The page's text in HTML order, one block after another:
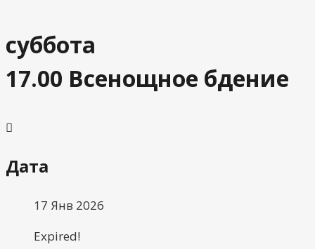
суббота
17.00 Всенощное бдение
Дата
17 Янв 2026
Expired!